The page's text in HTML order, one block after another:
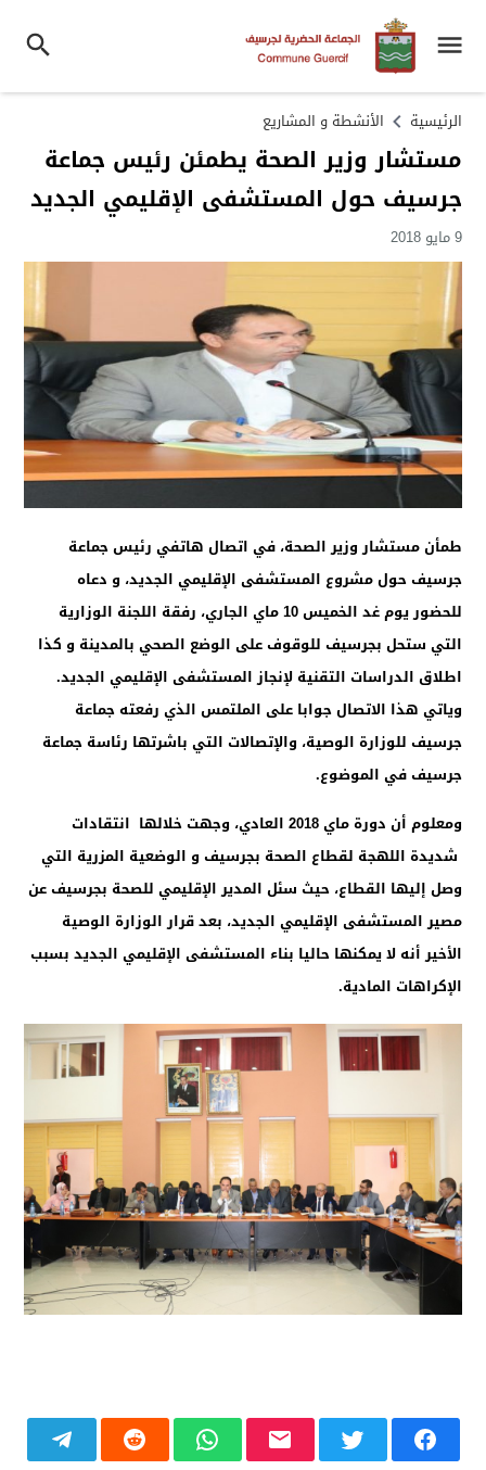
الرئيسية الأنشطة و المشاريع
مستشار وزير الصحة يطمئن رئيس جماعة
جرسيف حول المستشفى الإقليمي الجديد
9 مايو 2018
طمأن مستشار وزير الصحة، في اتصال هاتفي رئيس جماعة
جرسيف حول مشروع المستشفى الإقليمي الجديد، و دعاه
للحضور يوم غد الخميس 10 ماي الجاري، رفقة اللجنة الوزارية
التي ستحل بجرسيف للوقوف على الوضع الصحي بالمدينة و كذا
اطلاق الدراسات التقنية لإنجاز المستشفى الإقليمي الجديد.
وياتي هذا الاتصال جوابا على الملتمس الذي رفعته جماعة
جرسيف للوزارة الوصية، والإتصالات التي باشرتها رئاسة جماعة
جرسيف في الموضوع.
ومعلوم أن دورة ماي 2018 العادي، وجهت خلالها انتقادات
شديدة اللهجة لقطاع الصحة بجرسيف و الوضعية المزرية التي
وصل إليها القطاع، حيث سئل المدير الإقليمي للصحة بجرسيف عن
مصير المستشفى الإقليمي الجديد، بعد قرار الوزارة الوصية
الأخير أنه لا يمكنها حاليا بناء المستشفى الإقليمي الجديد بسبب
الإكراهات المادية.